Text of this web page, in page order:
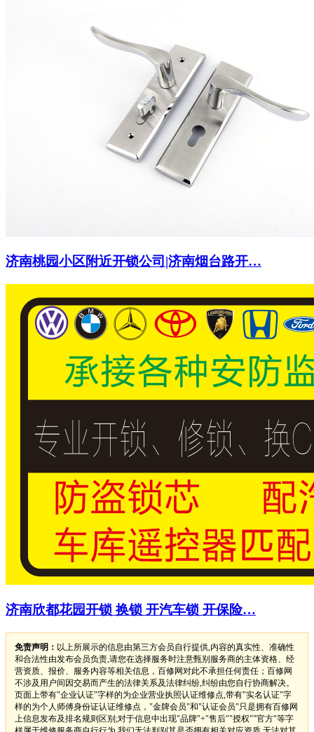
济南桃园小区附近开锁公司|济南烟台路开…
济南欣都花园开锁 换锁 开汽车锁 开保险…
免责声明： 以上所展示的信息由第三方会员自行提供,内容的真实性、准确性
和合法性由发布会员负责,请您在选择服务时注意甄别服务商的主体资格、经
营资质、报价、服务内容等相关信息，百修网对此不承担任何责任；百修网
不涉及用户间因交易而产生的法律关系及法律纠纷,纠纷由您自行协商解决。
页面上带有"企业认证"字样的为企业营业执照认证维修点,带有"实名认证"字
样的为个人师傅身份证认证维修点，"金牌会员"和"认证会员"只是拥有百修网
上信息发布及排名规则区别;对于信息中出现"品牌"+"售后""授权""官方"等字